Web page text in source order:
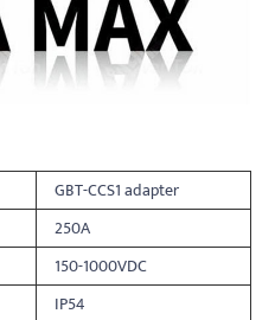
GBT-CCS1 adapter
250A
150-1000VDC
IP54